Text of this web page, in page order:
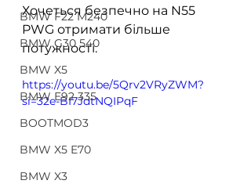
BMW F22 M240
BMW G30 540
BMW X5
BMW E92 335
BOOTMOD3
BMW X5 E70
BMW X3
Хочеться безпечно на N55
PWG отримати більше
потужності.
https://youtu.be/5Qrv2VRyZWM?
si=32e-BI7JdtNQIPqF